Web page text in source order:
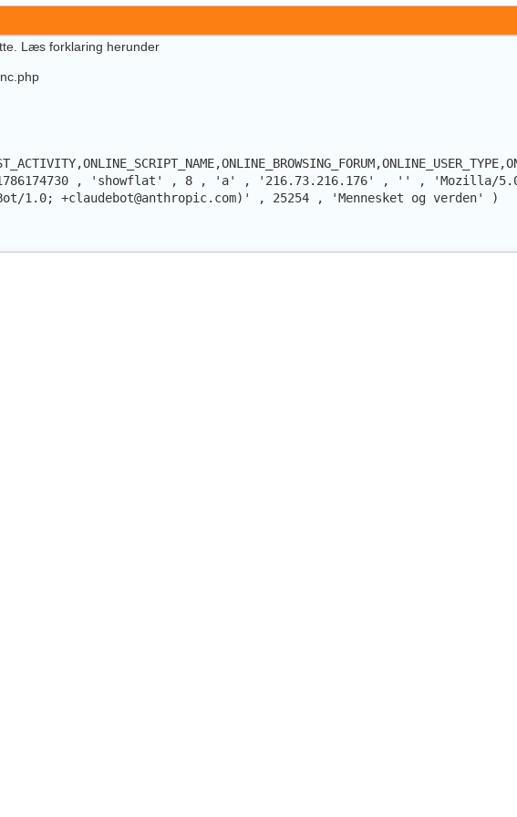
Læs forklaring herunder
1786174730 , 'showflat' , 8 , 'a' , '216.73.216.176' , '' , 'Mozilla/5.0
1.0; +claudebot@anthropic.com)' , 25254 , 'Mennesket og verden' )